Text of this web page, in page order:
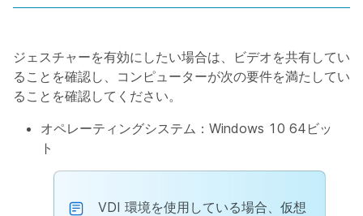
ジェスチャーを有効にしたい場合は、ビデオを共有してい
ることを確認し、コンピューターが次の要件を満たしてい
ることを確認してください。
オペレーティングシステム：Windows 10 64ビッ
ト
VDI 環境を使用している場合、仮想